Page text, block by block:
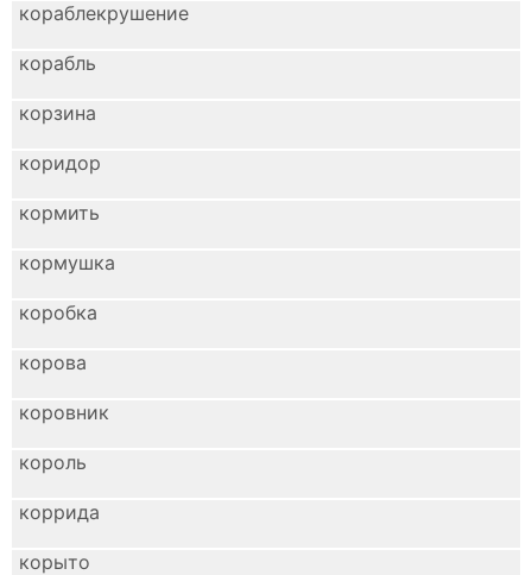
кораблекрушение
корабль
корзина
коридор
кормить
кормушка
коробка
корова
коровник
король
коррида
корыто